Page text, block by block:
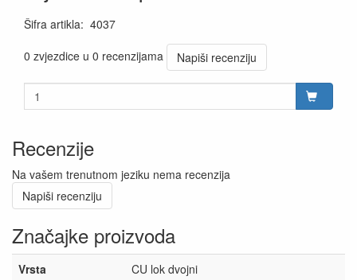
Šifra artikla: 4037
0 zvjezdice u 0 recenzijama
Napiši recenziju
Recenzije
Na vašem trenutnom jeziku nema recenzija
Napiši recenziju
Značajke proizvoda
Vrsta CU lok dvojni